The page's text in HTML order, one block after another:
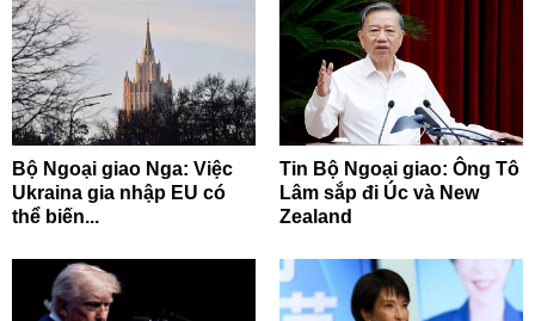
Bộ Ngoại giao Nga: Việc
Ukraina gia nhập EU có
thể biến...
Tin Bộ Ngoại giao: Ông Tô
Lâm sắp đi Úc và New
Zealand